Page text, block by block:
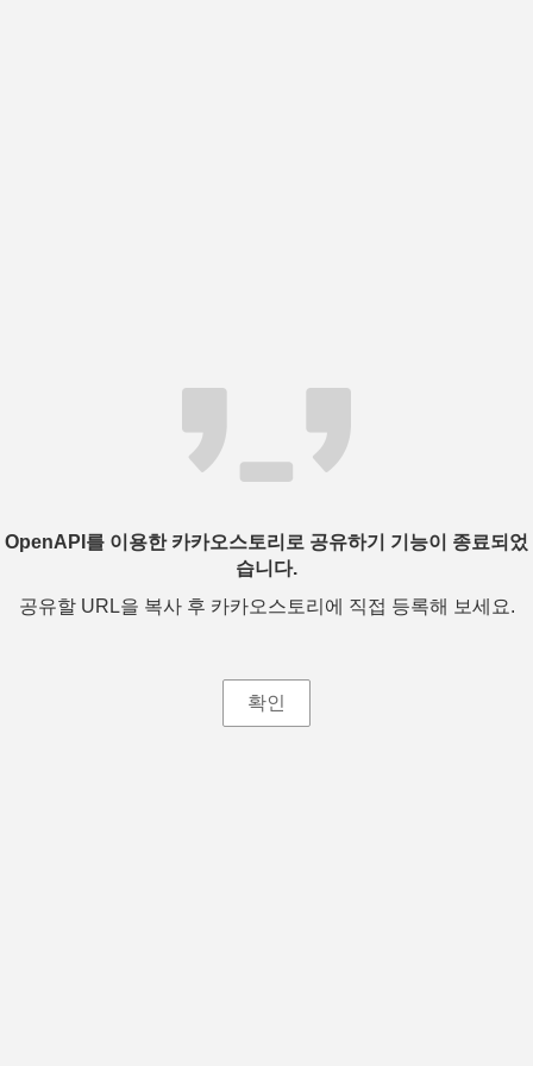
OpenAPI를 이용한 카카오스토리로 공유하기 기능이 종료되었
습니다.
공유할 URL을 복사 후 카카오스토리에 직접 등록해 보세요.
확인